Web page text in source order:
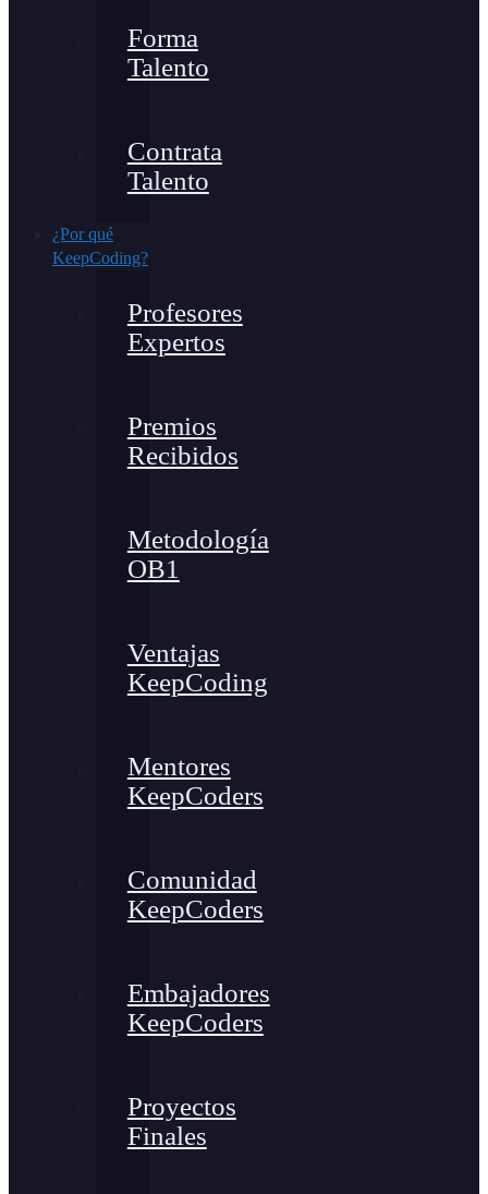
Forma
Talento
Contrata
Talento
¿Por qué
KeepCoding?
Profesores
Expertos
Premios
Recibidos
Metodología
OB1
Ventajas
KeepCoding
Mentores
KeepCoders
Comunidad
KeepCoders
Embajadores
KeepCoders
Proyectos
Finales